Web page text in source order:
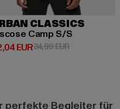
EUR
CLASSICS
Camp S/S
EURPreis: 22,04 EUR
34,99 EURAktionspreis:
perfekte Begleiter für